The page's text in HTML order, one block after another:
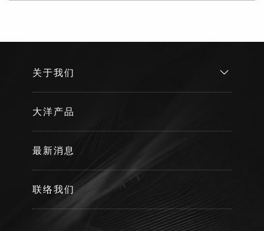
关于我们
大洋产品
最新消息
联络我们